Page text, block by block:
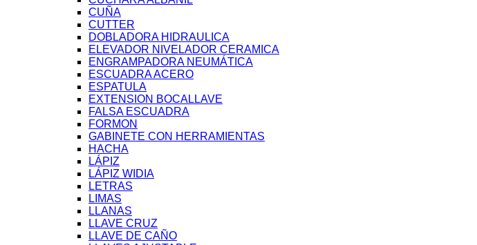
CUÑA
CUTTER
DOBLADORA HIDRAULICA
ELEVADOR NIVELADOR CERAMICA
ENGRAMPADORA NEUMÁTICA
ESCUADRA ACERO
ESPATULA
EXTENSION BOCALLAVE
FALSA ESCUADRA
FORMON
GABINETE CON HERRAMIENTAS
HACHA
LÁPIZ
LÁPIZ WIDIA
LETRAS
LIMAS
LLANAS
LLAVE CRUZ
LLAVE DE CAÑO